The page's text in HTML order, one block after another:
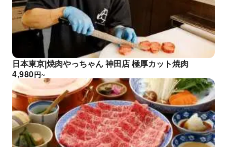
日本東京|焼肉やっちゃん 神田店 極厚カット焼肉
円
4,980 ~